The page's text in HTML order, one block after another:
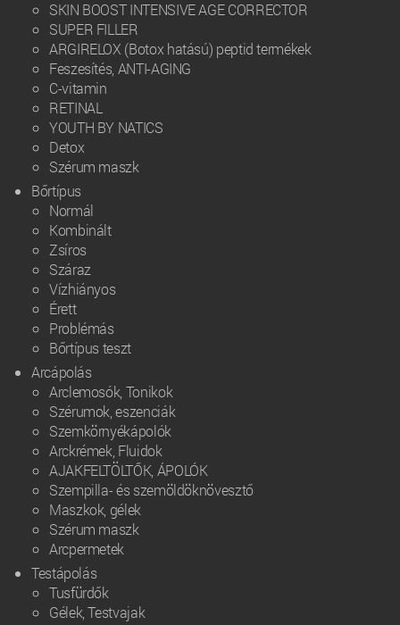
SKIN BOOST INTENSIVE AGE CORRECTOR
SUPER FILLER
ARGIRELOX (Botox hatású) peptid termékek
Feszesítés, ANTI-AGING
C-vitamin
RETINAL
YOUTH BY NATICS
Detox
Szérum maszk
Bőrtípus
Normál
Kombinált
Zsíros
Száraz
Vízhiányos
Érett
Problémás
Bőrtípus teszt
Arcápolás
Arclemosók, Tonikok
Szérumok, eszenciák
Szemkörnyékápolók
Arckrémek, Fluidok
AJAKFELTÖLTŐK, ÁPOLÓK
Szempilla- és szemöldöknövesztő
Maszkok, gélek
Szérum maszk
Arcpermetek
Testápolás
Tusfürdők
Gélek, Testvajak